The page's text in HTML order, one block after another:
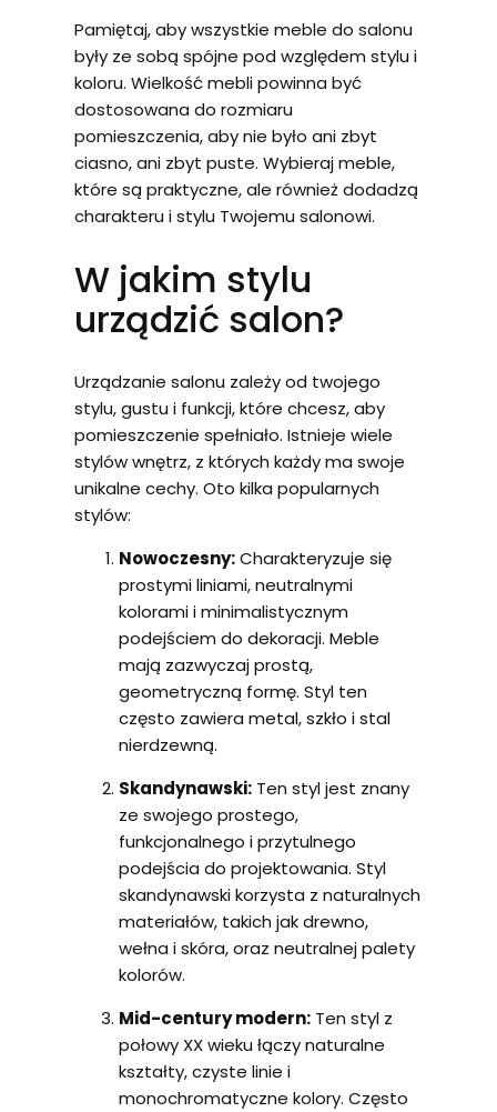
Pamiętaj, aby wszystkie meble do salonu
były ze sobą spójne pod względem stylu i
koloru. Wielkość mebli powinna być
dostosowana do rozmiaru
pomieszczenia, aby nie było ani zbyt
ciasno, ani zbyt puste. Wybieraj meble,
które są praktyczne, ale również dodadzą
charakteru i stylu Twojemu salonowi.
W jakim stylu
urządzić salon?
Urządzanie salonu zależy od twojego
stylu, gustu i funkcji, które chcesz, aby
pomieszczenie spełniało. Istnieje wiele
stylów wnętrz, z których każdy ma swoje
unikalne cechy. Oto kilka popularnych
stylów:
Nowoczesny:Charakteryzuje się
prostymi liniami, neutralnymi
kolorami i minimalistycznym
podejściem do dekoracji. Meble
mają zazwyczaj prostą,
geometryczną formę. Styl ten
często zawiera metal, szkło i stal
nierdzewną.
Skandynawski: Ten styl jest znany
ze swojego prostego,
funkcjonalnego i przytulnego
podejścia do projektowania. Styl
skandynawski korzysta z naturalnych
materiałów, takich jak drewno,
wełna i skóra, oraz neutralnej palety
kolorów.
Mid-century modern: Ten styl z
połowy XX wieku łączy naturalne
kształty, czyste linie i
monochromatyczne kolory. Często